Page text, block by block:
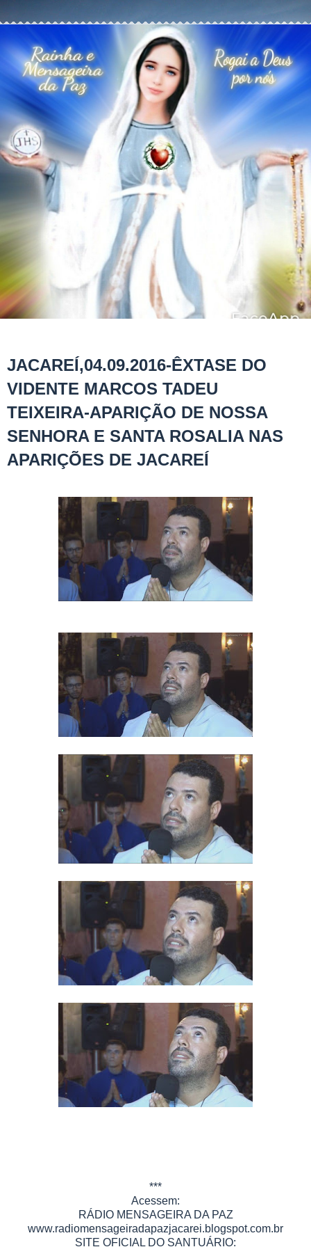
JACAREÍ,04.09.2016-ÊXTASE DO
VIDENTE MARCOS TADEU
TEIXEIRA-APARIÇÃO DE NOSSA
SENHORA E SANTA ROSALIA NAS
APARIÇÕES DE JACAREÍ
***
Acessem:
RÁDIO MENSAGEIRA DA PAZ
www.radiomensageiradapazjacarei.blogspot.com.br
SITE OFICIAL DO SANTUÁRIO: